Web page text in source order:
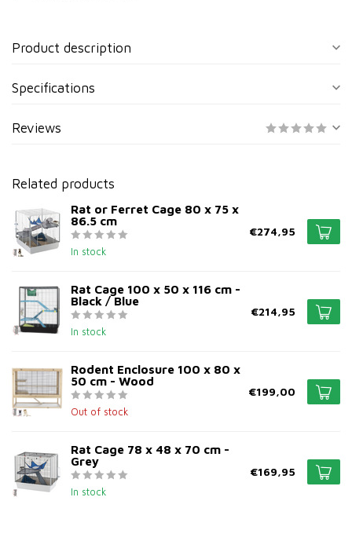
Product description
Specifications
Reviews
Related products
Rat or Ferret Cage 80 x 75 x
86.5 cm
In stock
€274,95
Rat Cage 100 x 50 x 116 cm -
Black / Blue
In stock
€214,95
Rodent Enclosure 100 x 80 x
50 cm - Wood
Out of stock
€199,00
Rat Cage 78 x 48 x 70 cm -
Grey
In stock
€169,95